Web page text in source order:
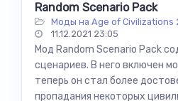
Random Scenario Pack
Моды на Age of Civilizations
11.12.2021 23:05
Мод Random Scenario Pack
сценариев. В него включен
теперь он стал более
пропадания некоторых